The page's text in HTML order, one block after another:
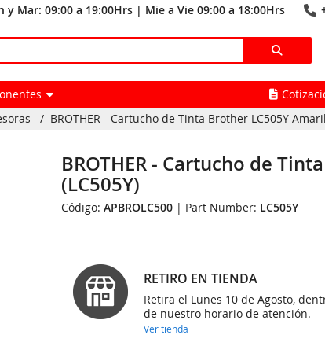
y Mar: 09:00 a 19:00Hrs | Mie a Vie 09:00 a 18:00Hrs
/ BROTHER - Cartucho de Tinta Brother LC505Y
BROTHER - Cartucho de
(LC505Y)
Código:APBROLC500 | Part Number: LC505Y
RETIRO EN TIENDA
Retira el Lunes 10 de Agosto,
de nuestro horario de atención.
Ver tienda